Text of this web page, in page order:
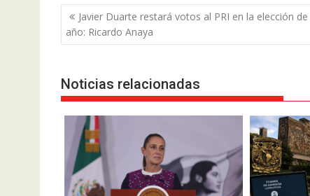
Navegación
de
entradas
Javier Duarte restará votos al PRI en la elección
año: Ricardo Anaya
Noticias relacionadas